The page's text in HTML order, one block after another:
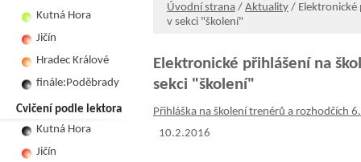
Kutná Hora
Jičín
Hradec Králové
finále:Poděbrady
Cvičení podle lektora
Kutná Hora
Jičín
Úvodní strana / Aktuality / Elektronické
v sekci "školení"
Elektronické přihlášení na
sekci "školení"
Přihláška na školení trenérů a rozhodčích
10.2.2016